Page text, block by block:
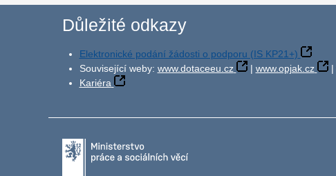
Důležité odkazy
Elektronické podání žádosti o podporu (IS KP21+)
Související weby: www.dotaceeu.cz | www.opjak.cz |
Kariéra